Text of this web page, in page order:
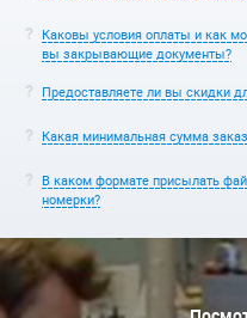
Каковы условия оплаты и как
вы закрывающие документы?
Предоставляете ли вы скидки
Какая минимальная сумма
В каком формате присылать
номерки?